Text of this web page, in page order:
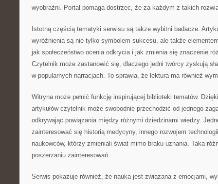
wyobraźni. Portal pomaga dostrzec, że za każdym z takich
Istotną częścią tematyki serwisu są także wybitni badacze.
wyróżnienia są nie tylko symbolem sukcesu, ale także
jak społeczeństwo ocenia odkrycia i jak zmienia się znaczenie
Czytelnik może zastanowić się, dlaczego jedni twórcy zyskują
w popularnych narracjach. To sprawia, że lektura ma również
Witryna może pełnić funkcję inspirującej biblioteki tematów.
artykułów czytelnik może swobodnie przechodzić od jednego
odkrywając powiązania między różnymi dziedzinami wiedzy.
zainteresować się historią medycyny, innego rozwojem
naukowców, którzy zmieniali świat mimo braku uznania. Taka
poszerzaniu zainteresowań.
Serwis pokazuje również, że nauka jest związana z emocjami,